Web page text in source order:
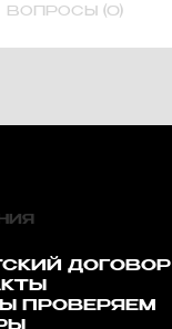
ВОПРОСЫ (0)
ДОГОВОР
ПРОВЕРЯЕМ